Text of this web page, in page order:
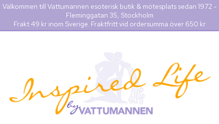
Välkommen till Vattumannen esoterisk butik & mötesplats sedan 1972 -
Fleminggatan 35, Stockholm
Frakt 49 kr inom Sverige. Fraktfritt vid ordersumma över 650 kr